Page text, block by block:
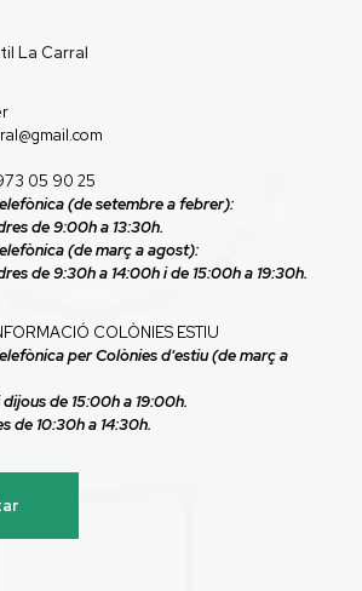
La Carral
05 90 25
(de setembre a febrer):
de 9:00h a 13:30h.
(de març a agost):
de 9:30h a 14:00h i de 15:00h a 19:30h.
COLÒNIES ESTIU
per Colònies d'estiu (de març a
de 15:00h a 19:00h.
de 10:30h a 14:30h.